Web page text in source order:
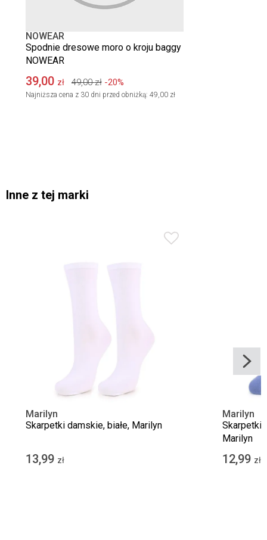
NOWEAR
Spodnie dresowe moro o kroju baggy
NOWEAR
39,00 zł 49,00 zł -20%
Najniższa cena z 30 dni przed obniżką: 49,00 zł
Inne z tej marki
Marilyn
Skarpetki damskie, białe, Marilyn
13,99 zł
Marilyn
Skarpetki
Marilyn
12,99 zł